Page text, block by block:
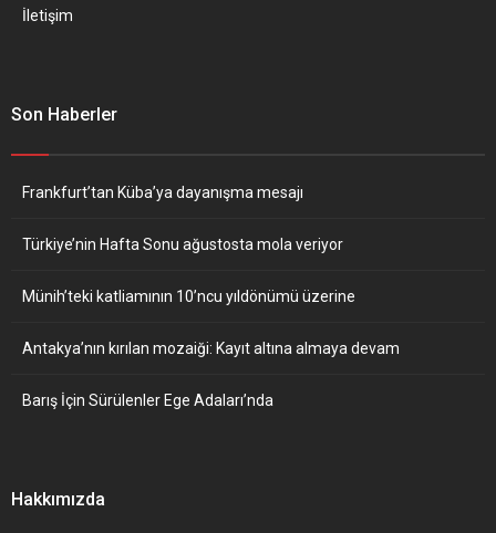
İletişim
Son Haberler
Frankfurt’tan Küba’ya dayanışma mesajı
Türkiye’nin Hafta Sonu ağustosta mola veriyor
Münih’teki katliamının 10’ncu yıldönümü üzerine
Antakya’nın kırılan mozaiği: Kayıt altına almaya devam
Barış İçin Sürülenler Ege Adaları’nda
Hakkımızda